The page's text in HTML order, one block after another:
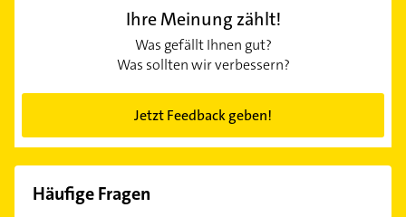
Ihre Meinung zählt!
Was gefällt Ihnen gut?
Was sollten wir verbessern?
Jetzt Feedback geben!
Häufige Fragen